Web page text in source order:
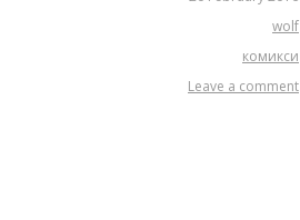
wolf
комикси
Leave a comment